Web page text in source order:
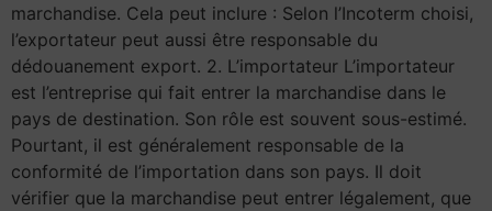
marchandise. Cela peut inclure : Selon l’Incoterm choisi,
l’exportateur peut aussi être responsable du
dédouanement export. 2. L’importateur L’importateur
est l’entreprise qui fait entrer la marchandise dans le
pays de destination. Son rôle est souvent sous-estimé.
Pourtant, il est généralement responsable de la
conformité de l’importation dans son pays. Il doit
vérifier que la marchandise peut entrer légalement, que